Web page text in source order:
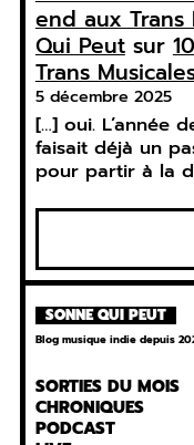
end aux Trans
Qui Peutsur
Trans
5 décembre 2025
[…] oui. L’année
faisait déjà un
pour partir à la
R
c
h
e
r
c
h
e
SONNE QUI PEUT
Blog musique indie depuis
SORTIES DU MOIS
CHRONIQUES
PODCAST